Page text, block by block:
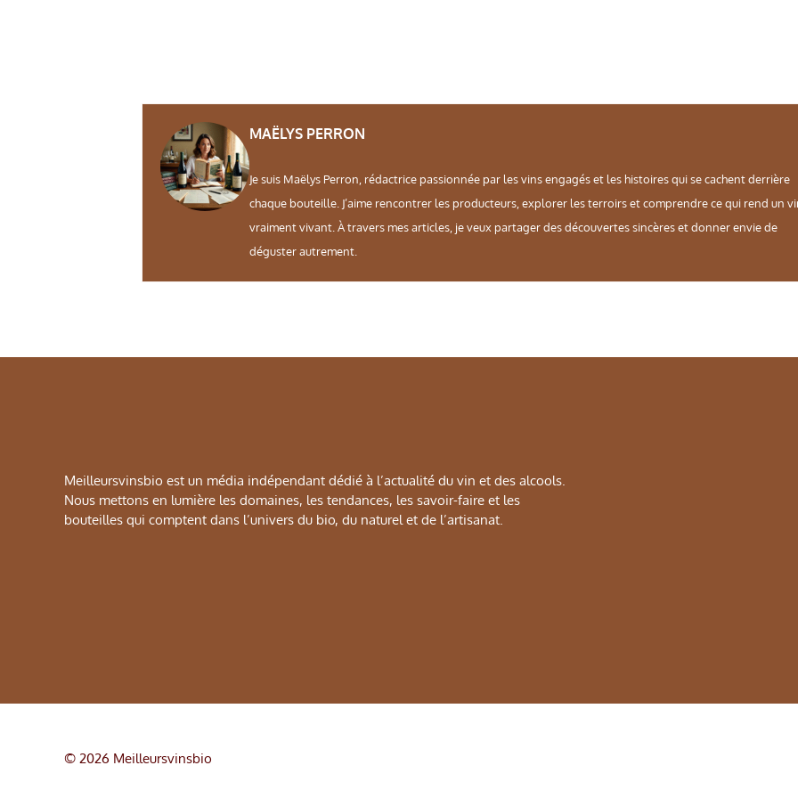
MAËLYS PERRON
Je suis Maëlys Perron, rédactrice passionnée par les vins engagés et les histoires qui se cachent derrière
chaque bouteille. J’aime rencontrer les producteurs, explorer les terroirs et comprendre ce qui rend un
vraiment vivant. À travers mes articles, je veux partager des découvertes sincères et donner envie de
déguster autrement.
Meilleursvinsbio est un média indépendant dédié à l’actualité du vin et des alcools.
Nous mettons en lumière les domaines, les tendances, les savoir-faire et les
bouteilles qui comptent dans l’univers du bio, du naturel et de l’artisanat.
© 2026 Meilleursvinsbio